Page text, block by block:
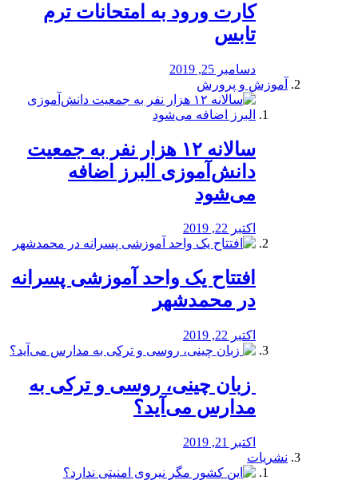
کارت ورود به امتحانات ترم
تابس
دسامبر 25, 2019
آموزش و پرورش
️سالانه ۱۲ هزار نفر به جمعیت
دانش‌آموزی البرز اضافه
می‌شود
اکتبر 22, 2019
افتتاح یک واحد آموزشی پسرانه
در محمدشهر
اکتبر 22, 2019
️ زبان چینی، روسی و ترکی به
مدارس می‌آید؟
اکتبر 21, 2019
نشریات